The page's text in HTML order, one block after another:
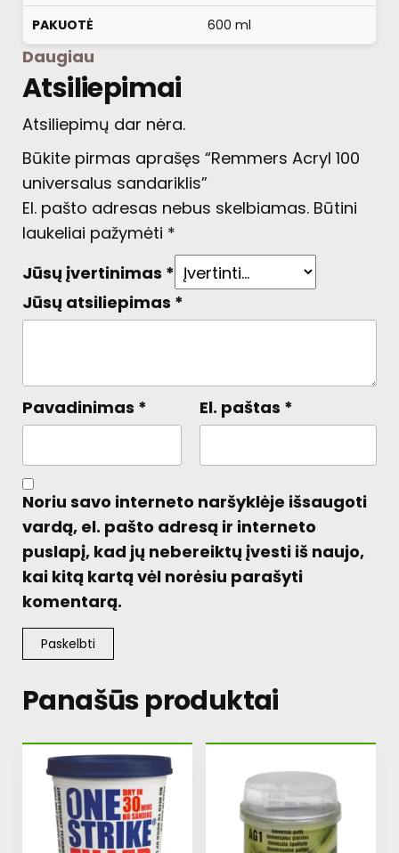
PAKUOTĖ 600 ml
Daugiau
Atsiliepimai
Atsiliepimų dar nėra.
Būkite pirmas aprašęs “Remmers Acryl 100
universalus sandariklis”
El. pašto adresas nebus skelbiamas. Būtini
laukeliai pažymėti *
Jūsų įvertinimas *
Jūsų atsiliepimas *
Pavadinimas * El. paštas *
Noriu savo interneto naršyklėje išsaugoti
vardą, el. pašto adresą ir interneto
puslapį, kad jų nebereiktų įvesti iš naujo,
kai kitą kartą vėl norėsiu parašyti
komentarą.
Panašūs produktai